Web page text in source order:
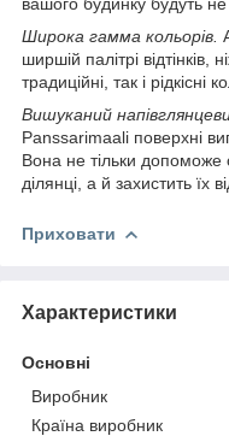
Широка гамма кольорів.
ширшій палітрі відтінків,
традиційні, так і рідкісні
Вишуканий
Panssarimaali поверхні
Вона не тільки допоможе
ділянці, а й захистить їх
Приховати
Характеристики
Основні
Виробник
Країна виробник